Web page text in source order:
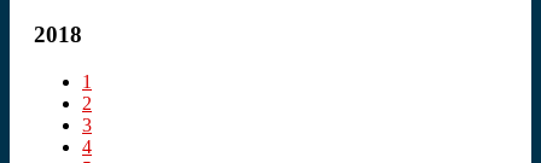
2018
1
2
3
4